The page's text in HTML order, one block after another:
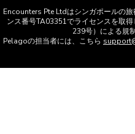
Encounters Pte Ltdはシンガポールの
ンス番号TA03351でライセンスを取
239号）による規
Pelagoの担当者には、こちら